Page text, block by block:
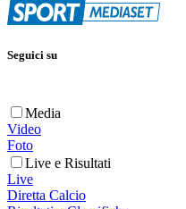
Seguici su
Media
Video
Foto
Live e Risultati
Live
Diretta Calcio